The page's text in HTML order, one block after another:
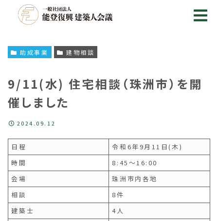
9/11(水) 住宅相談（珠洲市）を開
催しました
2024.09.12
助成事業 建物相談
日程
令和6年9月11日(木)
時間
8:45～16:00
会場
珠洲市内各地
相談
8件
建築士
4人